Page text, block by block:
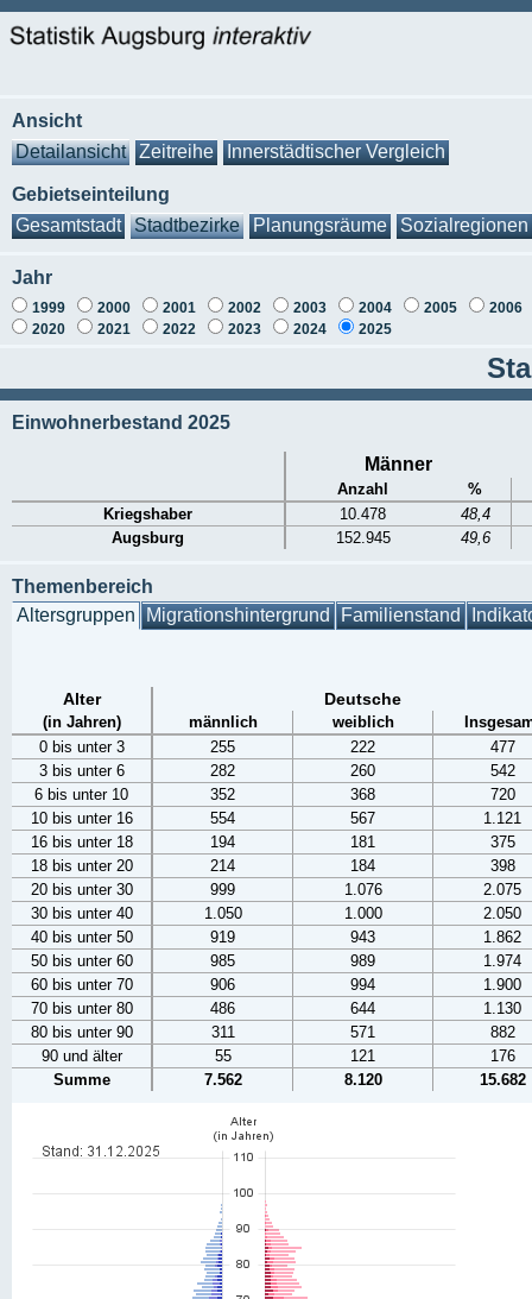
Ansicht
Detailansicht
Zeitreihe Innerstädtischer Vergleich
Gebietseinteilung
Gesamtstadt
Stadtbezirke Planungsräume Sozialregionen
Jahr
1999 2000 2001 2002 2003 2004 2005
2006
2020
2021 2022 2023 2024 2025
Einwohnerbestand 2025
Männer
Anzahl
%
Kriegshaber
10.478
48,4
Augsburg
152.945 49,6
Themenbereich
Altersgruppen Migrationshintergrund Familienstand
Alter Deutsche
(in Jahren) männlich weiblich
0 bis unter 3
255 222
477
3 bis unter 6
282 260
542
6 bis unter 10
352 368
720
10 bis unter 16
554 567
1.121
16 bis unter 18
194 181
375
18 bis unter 20
214 184
398
20 bis unter 30
999 1.076
2.075
30 bis unter 40
1.050 1.000
2.050
40 bis unter 50
919 943
1.862
50 bis unter 60
985 989
1.974
60 bis unter 70
906 994
1.900
70 bis unter 80
486 644
1.130
80 bis unter 90
311 571
882
90 und älter
55 121
176
Summe
7.562 8.120 15.682